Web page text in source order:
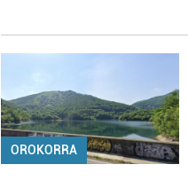
OROKORRA